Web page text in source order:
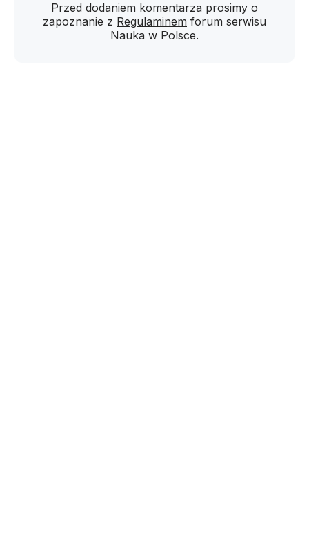
Przed dodaniem komentarza prosimy o
zapoznanie z Regulaminem forum serwisu
Nauka w Polsce.